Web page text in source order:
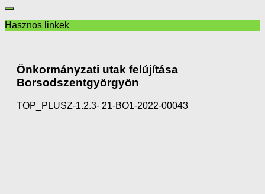
Hasznos linkek
Önkormányzati utak felújítása
Borsodszentgyörgyön
TOP_PLUSZ-1.2.3- 21-BO1-2022-00043